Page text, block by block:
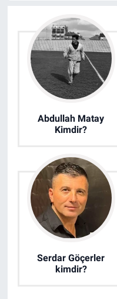
Abdullah Matay
Kimdir?
Serdar Göçerler
kimdir?